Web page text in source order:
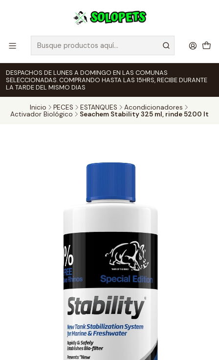
DESPACHOS DE LUNES A DOMINGO EN LAS COMUNAS
SELECCIONADAS. COMPRANDO HASTA LAS 15HRS, RECIBE DURANTE
LA TARDE DEL MISMO DIAS
Inicio PECES ESTANQUES
Acondicionadores
Activador Biológico
Seachem Stability 325 ml, rinde 5200 lt